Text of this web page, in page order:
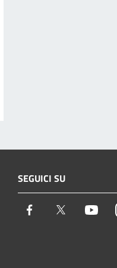
SEGUICI SU
Facebook Twitter